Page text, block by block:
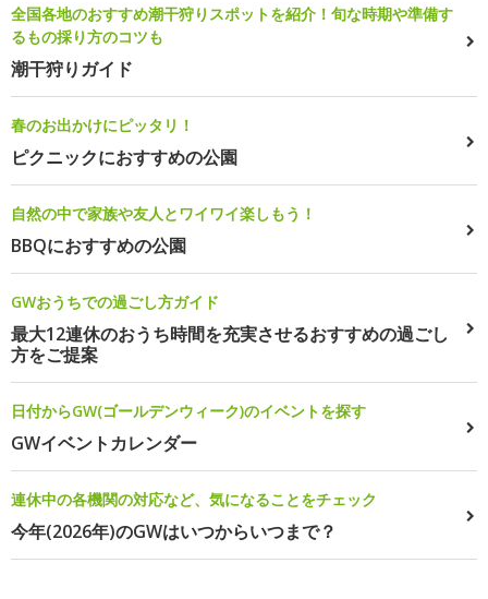
全国各地のおすすめ潮干狩りスポットを紹介！旬な時期や準備す
るもの採り方のコツも
潮干狩りガイド
春のお出かけにピッタリ！
ピクニックにおすすめの公園
自然の中で家族や友人とワイワイ楽しもう！
BBQにおすすめの公園
GWおうちでの過ごし方ガイド
最大12連休のおうち時間を充実させるおすすめの過ごし
方をご提案
日付からGW(ゴールデンウィーク)のイベントを探す
GWイベントカレンダー
連休中の各機関の対応など、気になることをチェック
今年(2026年)のGWはいつからいつまで？